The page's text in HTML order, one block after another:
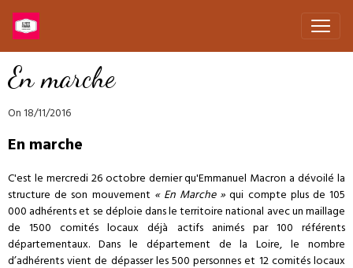
En marche
On 18/11/2016
En marche
C'est le mercredi 26 octobre dernier qu'Emmanuel Macron a dévoilé la
structure de son mouvement « En Marche »qui compte plus de 105
000 adhérents et se déploie dans le territoire national avec un maillage
de 1500 comités locaux déjà actifs animés par 100 référents
départementaux. Dans le département de la Loire, le nombre
d’adhérents vient de dépasser les 500 personnes et 12 comités locaux